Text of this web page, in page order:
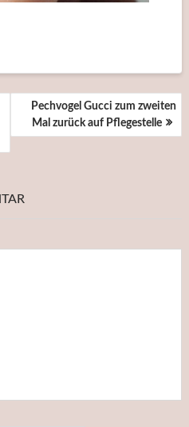
Pechvogel Gucci zum zweiten
Mal zurück auf Pflegestelle